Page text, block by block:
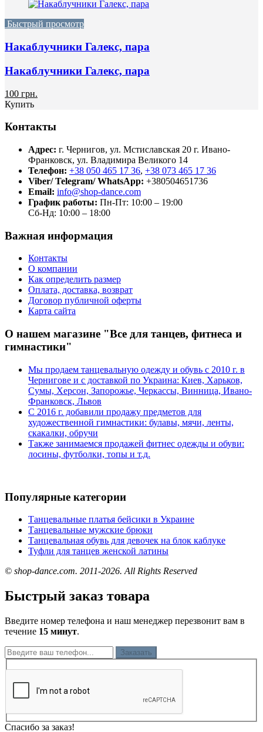
Быстрый просмотр
Накаблучники Галекс, пара
Накаблучники Галекс, пара
100 грн.
Купить
Контакты
Адрес: г. Чернигов, ул. Мстиславская 20 г. Ивано-
Франковск, ул. Владимира Великого 14
Телефон: +38 050 465 17 36, +38 073 465 17 36
Viber/ Telegram/ WhatsApp: +380504651736
Email: info@shop-dance.com
График работы: Пн-Пт: 10:00 – 19:00
Сб-Нд: 10:00 – 18:00
Важная информация
Контакты
О компании
Как определить размер
Оплата, доставка, возврат
Договор публичной оферты
Карта сайта
О нашем магазине "Все для танцев, фитнеса и
гимнастики"
Мы продаем танцевальную одежду и обувь с 2010 г. в
Чернигове и с доставкой по Украина: Киев, Харьков,
Сумы, Херсон, Запорожье, Черкассы, Винница, Ивано-
Франковск, Львов
С 2016 г. добавили продажу предметов для
художественной гимнастики: булавы, мячи, ленты,
скакалки, обручи
Также занимаемся продажей фитнес одежды и обуви:
лосины, футболки, топы и т.д.
Популярные категории
Танцевальные платья бейсики в Украине
Танцевальные мужские брюки
Танцевальная обувь для девочек на блок каблуке
Туфли для танцев женской латины
© shop-dance.com. 2011-2026. All Rights Reserved
Быстрый заказ товара
Введите номер телефона и наш менеджер перезвонит вам в
течение 15 минут.
Заказать
Спасибо за заказ!